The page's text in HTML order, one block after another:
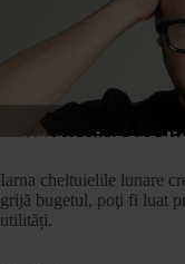
Iarna cheltuielile lunare
grijă bugetul, poţi fi luat
utilități.